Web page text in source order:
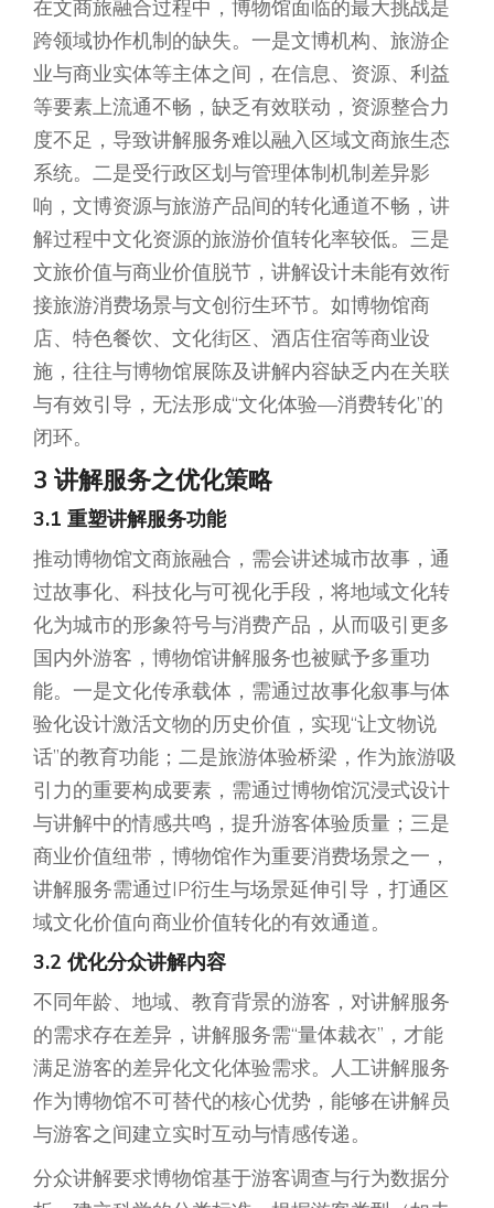
在文商旅融合过程中，博物馆面临的最大挑战是
跨领域协作机制的缺失。一是文博机构、旅游企
业与商业实体等主体之间，在信息、资源、利益
等要素上流通不畅，缺乏有效联动，资源整合力
度不足，导致讲解服务难以融入区域文商旅生态
系统。二是受行政区划与管理体制机制差异影
响，文博资源与旅游产品间的转化通道不畅，讲
解过程中文化资源的旅游价值转化率较低。三是
文旅价值与商业价值脱节，讲解设计未能有效衔
接旅游消费场景与文创衍生环节。如博物馆商
店、特色餐饮、文化街区、酒店住宿等商业设
施，往往与博物馆展陈及讲解内容缺乏内在关联
与有效引导，无法形成“文化体验—消费转化”的
闭环。
3 讲解服务之优化策略
3.1 重塑讲解服务功能
推动博物馆文商旅融合，需会讲述城市故事，通
过故事化、科技化与可视化手段，将地域文化转
化为城市的形象符号与消费产品，从而吸引更多
国内外游客，博物馆讲解服务也被赋予多重功
能。一是文化传承载体，需通过故事化叙事与体
验化设计激活文物的历史价值，实现“让文物说
话”的教育功能；二是旅游体验桥梁，作为旅游吸
引力的重要构成要素，需通过博物馆沉浸式设计
与讲解中的情感共鸣，提升游客体验质量；三是
商业价值纽带，博物馆作为重要消费场景之一，
讲解服务需通过IP衍生与场景延伸引导，打通区
域文化价值向商业价值转化的有效通道。
3.2 优化分众讲解内容
不同年龄、地域、教育背景的游客，对讲解服务
的需求存在差异，讲解服务需“量体裁衣”，才能
满足游客的差异化文化体验需求。人工讲解服务
作为博物馆不可替代的核心优势，能够在讲解员
与游客之间建立实时互动与情感传递。
分众讲解要求博物馆基于游客调查与行为数据分